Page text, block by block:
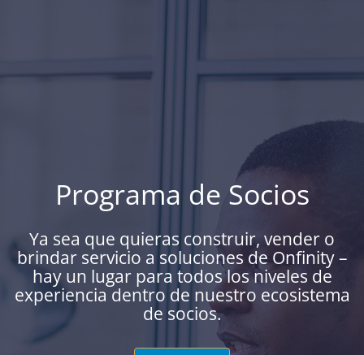
Programa de Socios
Ya sea que quieras construir, vender o
brindar servicio a soluciones de Onfinity –
hay un lugar para todos los niveles de
experiencia dentro de nuestro ecosistema
de socios.